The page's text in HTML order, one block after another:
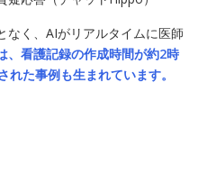
なく、AIがリアルタイムに医師
、看護記録の作成時間が約2時
れた事例も生まれています。